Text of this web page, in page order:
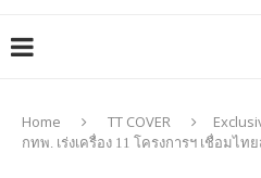
Home TT COVER
กทพ. เร่งเครื่อง 11 โครงการฯ เชื่อมไท